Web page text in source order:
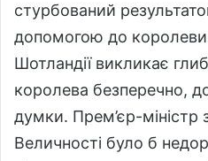
стурбований
допомогою до
Шотландії викликає
королева безперечно,
думки. Прем’єр-міністр
Величності було б